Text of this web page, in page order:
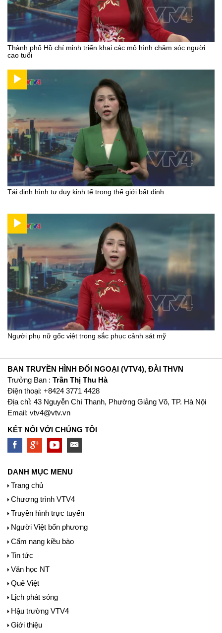
Thành phố Hồ chí minh triển khai các mô hình chăm sóc người
cao tuổi
Tái định hình tư duy kinh tế trong thế giới bất định
Người phụ nữ gốc việt trong sắc phục cảnh sát mỹ
BAN TRUYỀN HÌNH ĐỐI NGOẠI (VTV4), ĐÀI THVN
Trưởng Ban : Trần Thị Thu Hà
Ðiện thoại: +8424 3771 4428
Địa chỉ: 43 Nguyễn Chí Thanh, Phường Giảng Võ, TP. Hà Nội
Email: vtv4@vtv.vn
KẾT NỐI VỚI CHÚNG TÔI
DANH MỤC MENU
Trang chủ
Chương trình VTV4
Truyền hình trực tuyến
Người Việt bốn phương
Cẩm nang kiều bào
Tin tức
Văn học NT
Quê Việt
Lịch phát sóng
Hậu trường VTV4
Giới thiệu